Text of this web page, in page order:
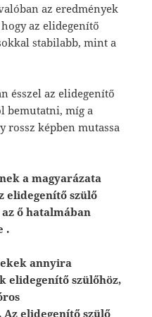
az eredmények
az elidegenítő
stabilabb, mint a
ésszel az elidegenítő
bemutatni, míg a
rossz képben mutassa
a magyarázata
elidegenítő szülő
ő hatalmában
.
annyira
elidegenítő szülőhöz,
Az elidegenítő szülő